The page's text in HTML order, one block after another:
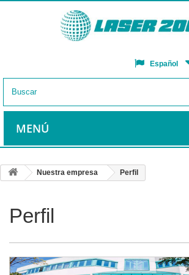
Español
MENÚ
Nuestra empresa Perfil
Perfil